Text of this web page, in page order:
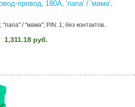
провод, 180A, 'папа' / 'мама',
/ "мама"; PIN: 1; без контактов..
1,311.18 руб.